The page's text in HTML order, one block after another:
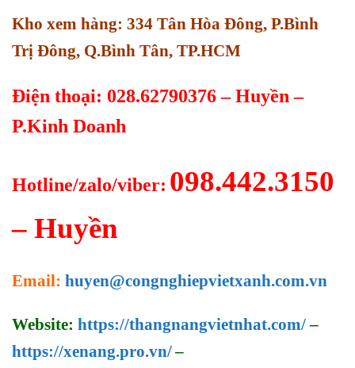
Kho xem hàng: 334 Tân Hòa Đông, P.Bình
Trị Đông, Q.Bình Tân, TP.HCM
Điện thoại: 028.62790376 – Huyền –
P.Kinh Doanh
Hotline/zalo/viber: 098.442.3150
– Huyền
Email: huyen@congnghiepvietxanh.com.vn
Website: https://thangnangvietnhat.com/–
https://xenang.pro.vn/–